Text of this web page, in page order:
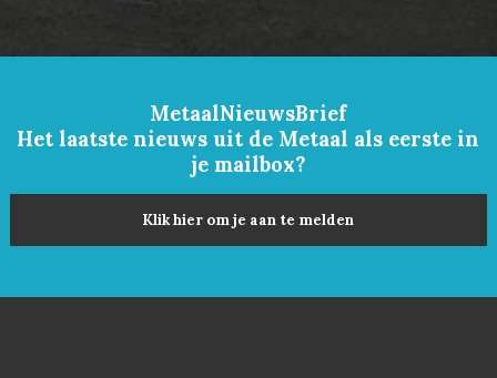
MetaalNieuwsBrief
Het laatste nieuws uit de Metaal als eerste in
je mailbox?
Klik hier om je aan te melden